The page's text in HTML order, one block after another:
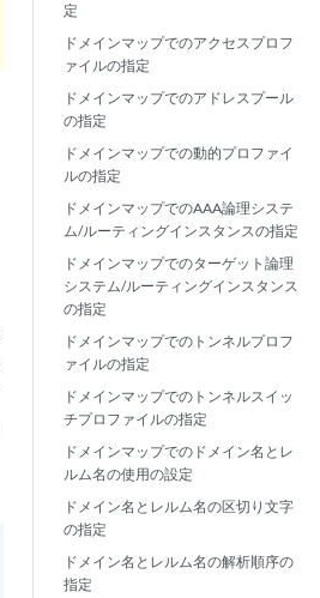
定
ドメインマップでのアクセスプロフ
ァイルの指定
ドメインマップでのアドレスプール
の指定
ドメインマップでの動的プロファイ
ルの指定
ドメインマップでのAAA論理システ
ム/ルーティングインスタンスの指定
ドメインマップでのターゲット論理
システム/ルーティングインスタンス
の指定
ドメインマップでのトンネルプロフ
ァイルの指定
ドメインマップでのトンネルスイッ
チプロファイルの指定
ドメインマップでのドメイン名とレ
ルム名の使用の設定
ドメイン名とレルム名の区切り文字
の指定
ドメイン名とレルム名の解析順序の
指定